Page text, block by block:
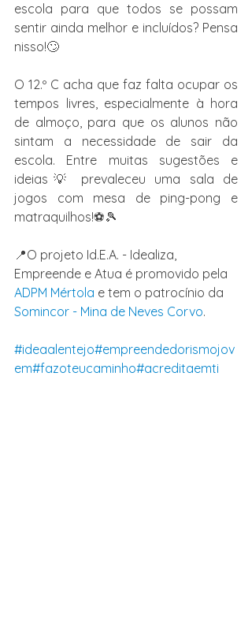
escola para que todos se possam
sentir ainda melhor e incluídos? Pensa
nisso!🙄
O 12.º C acha que faz falta ocupar os
tempos livres, especialmente à hora
de almoço, para que os alunos não
sintam a necessidade de sair da
escola. Entre muitas sugestões e
ideias💡 prevaleceu uma sala de
jogos com mesa de ping-pong e
matraquilhos!⚽🎾
📍O projeto Id.E.A. - Idealiza,
Empreende e Atua é promovido pela
ADPM Mértola e tem o patrocínio da
Somincor - Mina de Neves Corvo.
#ideaalentejo#empreendedorismojov
em#fazoteucaminho#acreditaemti